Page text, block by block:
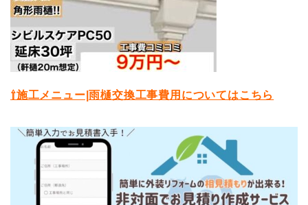
⇧施工メニュー|雨樋交換工事費用についてはこちら